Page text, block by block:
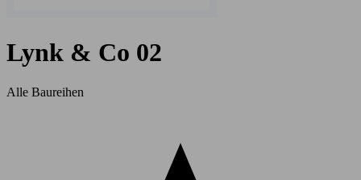
Lynk & Co 02
Alle Baureihen